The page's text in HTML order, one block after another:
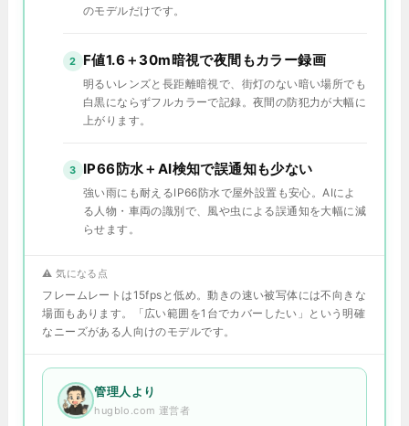
のモデルだけです。
2 F値1.6＋30m暗視で夜間もカラー録画
明るいレンズと長距離暗視で、街灯のない暗い場所でも
白黒にならずフルカラーで記録。夜間の防犯力が大幅に
上がります。
3 IP66防水＋AI検知で誤通知も少ない
強い雨にも耐えるIP66防水で屋外設置も安心。AIによ
る人物・車両の識別で、風や虫による誤通知を大幅に減
らせます。
⚠️ 気になる点
フレームレートは15fpsと低め。動きの速い被写体には不向きな
場面もあります。「広い範囲を1台でカバーしたい」という明確
なニーズがある人向けのモデルです。
管理人より
hugblo.com 運営者